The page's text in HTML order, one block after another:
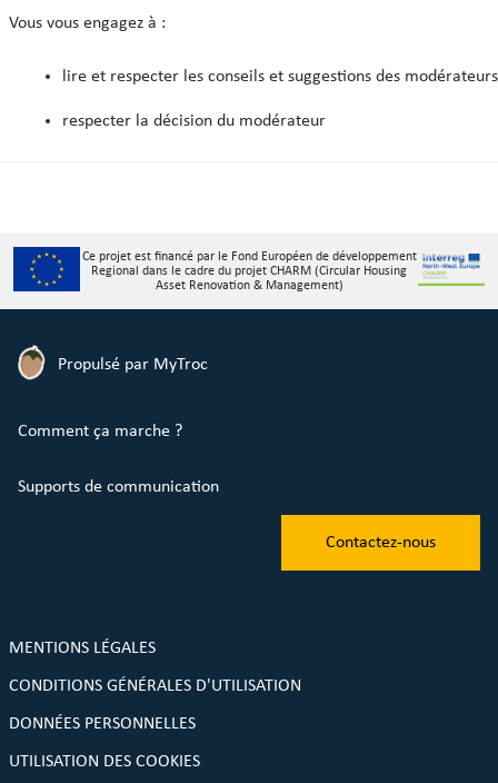
Vous vous engagez à :
lire et respecter les conseils et suggestions des modérateurs
respecter la décision du modérateur
Ce projet est financé par le Fond Européen de développement
Regional dans le cadre du projet CHARM (Circular Housing
Asset Renovation & Management)
Propulsé par MyTroc
Comment ça marche ?
Supports de communication
Contactez-nous
MENTIONS LÉGALES
CONDITIONS GÉNÉRALES D'UTILISATION
DONNÉES PERSONNELLES
UTILISATION DES COOKIES